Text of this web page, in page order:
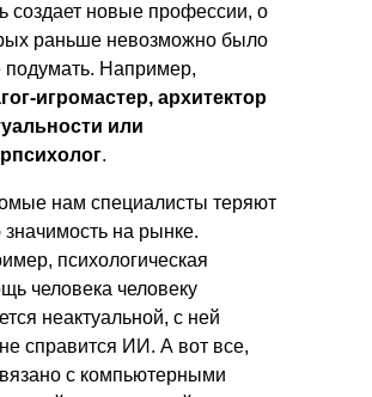
создает новые профессии, о
раньше невозможно было
подумать. Например,
игромастер, архитектор
или
.
нам специалисты теряют
на рынке.
психологическая
человека человеку
неактуальной, с ней
справится ИИ. А вот все,
с компьютерными